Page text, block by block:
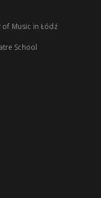
of Music in Łódź
School